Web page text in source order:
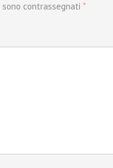
contrassegnati *